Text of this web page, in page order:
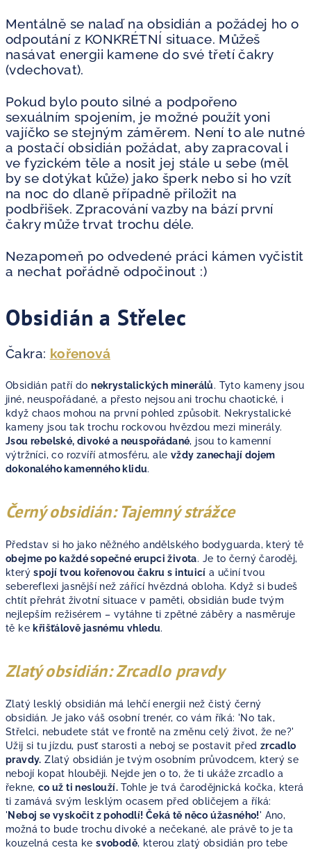
Mentálně se nalaď na obsidián a požádej ho o
odpoutání z KONKRÉTNÍ situace. Můžeš
nasávat energii kamene do své třetí čakry
(vdechovat).
Pokud bylo pouto silné a podpořeno
sexuálním spojením, je možné použít yoni
vajíčko se stejným záměrem. Není to ale nutné
a postačí obsidián požádat, aby zapracoval i
ve fyzickém těle a nosit jej stále u sebe (měl
by se dotýkat kůže) jako šperk nebo si ho vzít
na noc do dlaně případně přiložit na
podbřišek. Zpracování vazby na bází první
čakry může trvat trochu déle.
Nezapomeň po odvedené práci kámen vyčistit
a nechat pořádně odpočinout :)
Obsidián a Střelec
Čakra: kořenová
Obsidián patří donekrystalických minerálů. Tyto kameny jsou
jiné, neuspořádané, a přesto nejsou ani trochu chaotické, i
když chaos mohou na první pohled způsobit. Nekrystalické
kameny jsou tak trochu rockovou hvězdou mezi minerály.
Jsou rebelské, divoké a neuspořádané, jsou to kamenní
výtržníci, co rozvíří atmosféru, ale vždy zanechají dojem
dokonalého kamenného klidu.
Černý obsidián: Tajemný strážce
Představ si ho jako něžného andělského bodyguarda, který tě
obejme po každé sopečné erupci života. Je to černý čaroděj,
kterýspojí tvou kořenovou čakru s intuicí a učiní tvou
sebereflexi jasnější než zářící hvězdná obloha. Když si budeš
chtít přehrát životní situace v paměti, obsidián bude tvým
nejlepším režisérem – vytáhne ti zpětné záběry a nasměruje
tě ke křišťálově jasnému vhledu.
Zlatý obsidián: Zrcadlo pravdy
Zlatý lesklý obsidián má lehčí energii než čistý černý
obsidián. Je jako váš osobní trenér, co vám říká: 'No tak,
Střelci, nebudete stát ve frontě na změnu celý život, že ne?'
Užij si tu jízdu, pusť starosti a neboj se postavit před zrcadlo
pravdy. Zlatý obsidián je tvým osobním průvodcem, který se
nebojí kopat hlouběji. Nejde jen o to, že ti ukáže zrcadlo a
řekne, co už ti neslouží. Tohle je tvá čarodějnická kočka, která
ti zamává svým lesklým ocasem před obličejem a říká:
'Neboj se vyskočit z pohodlí! Čeká tě něco úžasného!' Ano,
možná to bude trochu divoké a nečekané, ale právě to je ta
kouzelná cesta kesvobodě, kterou zlatý obsidián pro tebe